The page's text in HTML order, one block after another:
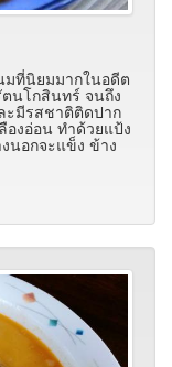
ที่นิยมมากในอดีต
นโกสินทร์ จนถึง
ะมีรสชาติติดปาก
งอ่อน ทำด้วยแป้ง
นอกจะแข็ง ข้าง